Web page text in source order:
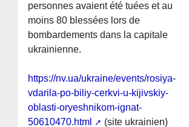
personnes avaient été tuées et au
moins 80 blessées lors de
bombardements dans la capitale
ukrainienne.
https://nv.ua/ukraine/events/rosiya-
vdarila-po-biliy-cerkvi-u-kijivskiy-
oblasti-oryeshnikom-ignat-
50610470.html
(site ukrainien)